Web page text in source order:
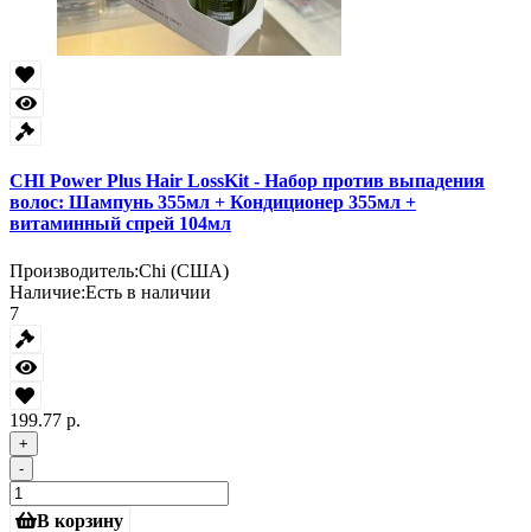
CHI Power Plus Hair LossKit - Набор против выпадения
волос: Шампунь 355мл + Кондиционер 355мл +
витаминный спрей 104мл
Производитель:Chi (США)
Наличие:Есть в наличии
7
199.77 р.
+
-
В корзину